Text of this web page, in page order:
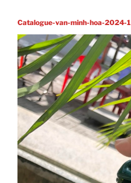
Catalogue-van-minh-hoa-2024-1